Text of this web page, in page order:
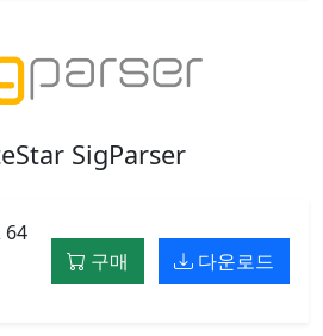
SigParser
64
구매 다운로드